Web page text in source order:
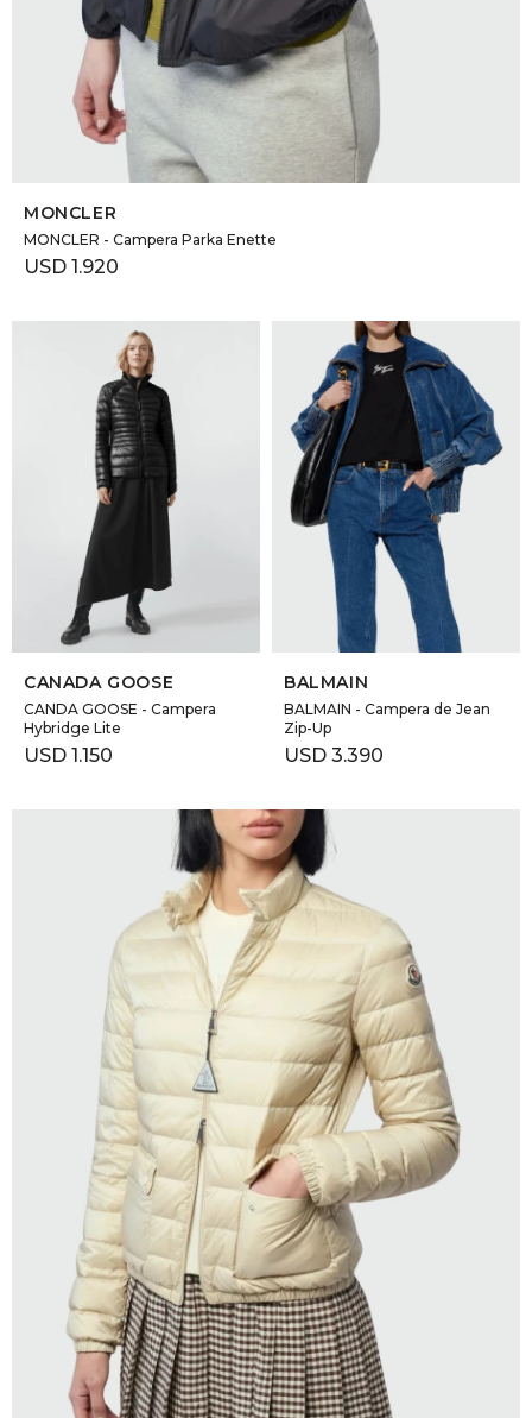
SELECCIONAR TALLE
MONCLER
MONCLER - Campera Parka Enette
USD 1.920
SELECCIONAR TALLE
CANADA GOOSE
CANDA GOOSE - Campera
Hybridge Lite
USD 1.150
SELECCIONAR TALLE
BALMAIN
BALMAIN - Campera de Jean
Zip-Up
USD 3.390